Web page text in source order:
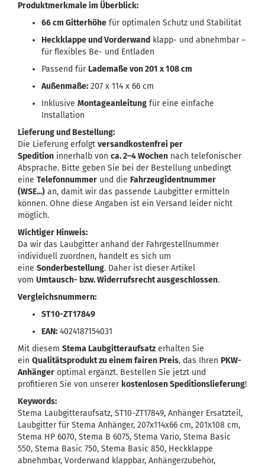
Produktmerkmale im Überblick:
66 cm Gitterhöhe für optimalen Schutz und Stabilität
Heckklappe und Vorderwand klapp- und abnehmbar –
für flexibles Be- und Entladen
Passend für Lademaße von 201 x 108 cm
Außenmaße: 207 x 114 x 66 cm
Inklusive Montageanleitung für eine einfache
Installation
Lieferung und Bestellung:
Die Lieferung erfolgt versandkostenfrei per
Spedition innerhalb von ca. 2–4 Wochen nach telefonischer
Absprache. Bitte geben Sie bei der Bestellung unbedingt
eine Telefonnummer und die Fahrzeugidentnummer
(WSE...) an, damit wir das passende Laubgitter ermitteln
können. Ohne diese Angaben ist ein Versand leider nicht
möglich.
Wichtiger Hinweis:
Da wir das Laubgitter anhand der Fahrgestellnummer
individuell zuordnen, handelt es sich um
eine Sonderbestellung. Daher ist dieser Artikel
vom Umtausch- bzw. Widerrufsrecht ausgeschlossen.
Vergleichsnummern:
ST10-ZT17849
EAN: 4024187154031
Mit diesem Stema Laubgitteraufsatz erhalten Sie
ein Qualitätsprodukt zu einem fairen Preis, das Ihren PKW-
Anhänger optimal ergänzt. Bestellen Sie jetzt und
profitieren Sie von unserer kostenlosen Speditionslieferung!
Keywords:
Stema Laubgitteraufsatz, ST10-ZT17849, Anhänger Ersatzteil,
Laubgitter für Stema Anhänger, 207x114x66 cm, 201x108 cm,
Stema HP 6070, Stema B 6075, Stema Vario, Stema Basic
550, Stema Basic 750, Stema Basic 850, Heckklappe
abnehmbar, Vorderwand klappbar, Anhängerzubehör,